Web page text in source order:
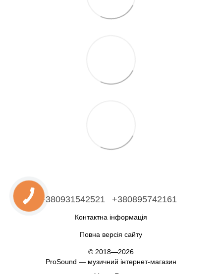
+380931542521 +380895742161
Контактна інформація
Повна версія сайту
© 2018—2026
ProSound — музичний інтернет-магазин